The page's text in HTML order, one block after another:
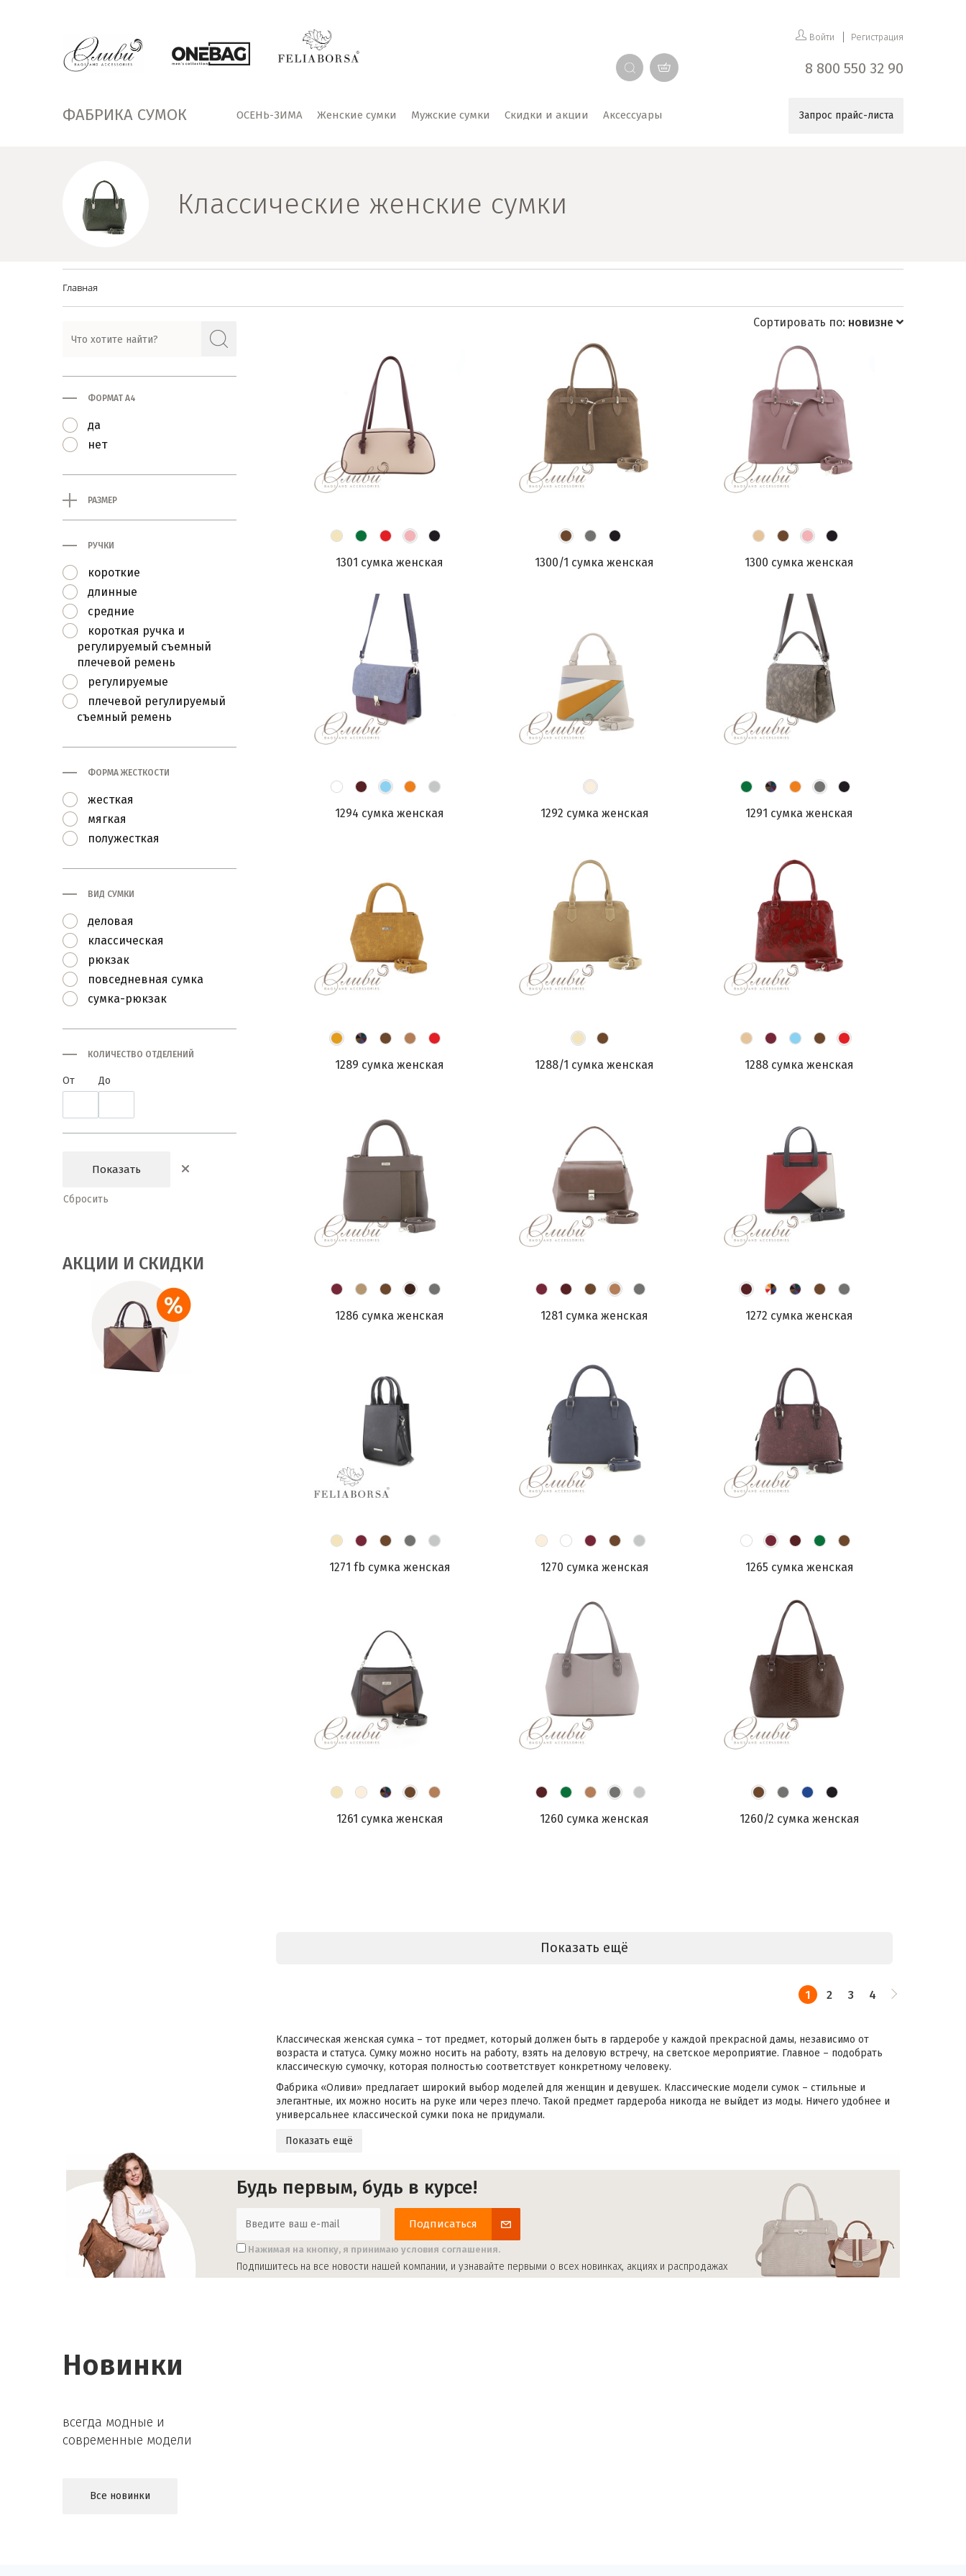
ФАБРИКА СУМОК ОСЕНЬ-ЗИМА Женские сумки Мужские сумки Скидки и акции Аксессуары
Войти Регистрация
8 800 550 32 90
Запрос прайс-листа
Классические женские сумки
Главная
ФОРМАТ А4
да
нет
РАЗМЕР
РУЧКИ
короткие
длинные
средние
короткая ручка и
регулируемый съемный
плечевой ремень
регулируемые
плечевой регулируемый
съемный ремень
ФОРМА ЖЕСТКОСТИ
жесткая
мягкая
полужесткая
ВИД СУМКИ
деловая
классическая
рюкзак
повседневная сумка
сумка-рюкзак
КОЛИЧЕСТВО ОТДЕЛЕНИЙ
От До
АКЦИИ И СКИДКИ
Сортировать по: новизне
1301 сумка женская 1300/1 сумка женская 1300 сумка женская
1294 сумка женская 1292 сумка женская 1291 сумка женская
1289 сумка женская 1288/1 сумка женская 1288 сумка женская
1286 сумка женская 1281 сумка женская 1272 сумка женская
1271 fb сумка женская 1270 сумка женская 1265 сумка женская
1261 сумка женская 1260 сумка женская 1260/2 сумка женская
Показать ещё
1 2 3 4
Классическая женская сумка – тот предмет, который должен быть в гардеробе у каждой прекрасной дамы, независимо от
возраста и статуса. Сумку можно носить на работу, взять на деловую встречу, на светское мероприятие. Главное – подобрать
классическую сумочку, которая полностью соответствует конкретному человеку.
Фабрика «Оливи» предлагает широкий выбор моделей для женщин и девушек. Классические модели сумок – стильные и
элегантные, их можно носить на руке или через плечо. Такой предмет гардероба никогда не выйдет из моды. Ничего удобнее и
универсальнее классической сумки пока не придумали.
Показать ещё
Будь первым, будь в курсе!
Подписаться
Нажимая на кнопку, я принимаю условия соглашения.
Подпишитесь на все новости нашей компании, и узнавайте первыми о всех новинках, акциях и распродажах
Новинки
всегда модные и
современные модели
Все новинки